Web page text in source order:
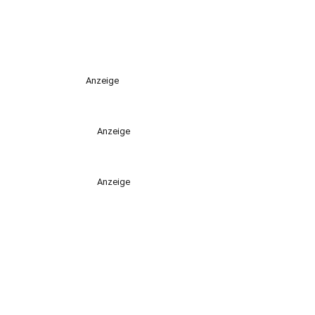
Anzeige
Anzeige
Anzeige